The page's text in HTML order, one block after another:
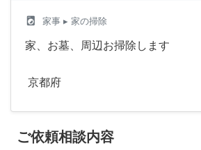
local_laundry_service 家事 ▸ 家の掃除
家、お墓、周辺お掃除します
京都府
ご依頼相談内容